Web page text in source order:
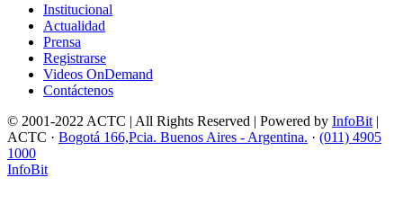
Institucional
Actualidad
Prensa
Registrarse
Videos OnDemand
Contáctenos
© 2001-2022 ACTC | All Rights Reserved | Powered by InfoBit |
ACTC · Bogotá 166,Pcia. Buenos Aires - Argentina. · (011) 4905
1000
InfoBit